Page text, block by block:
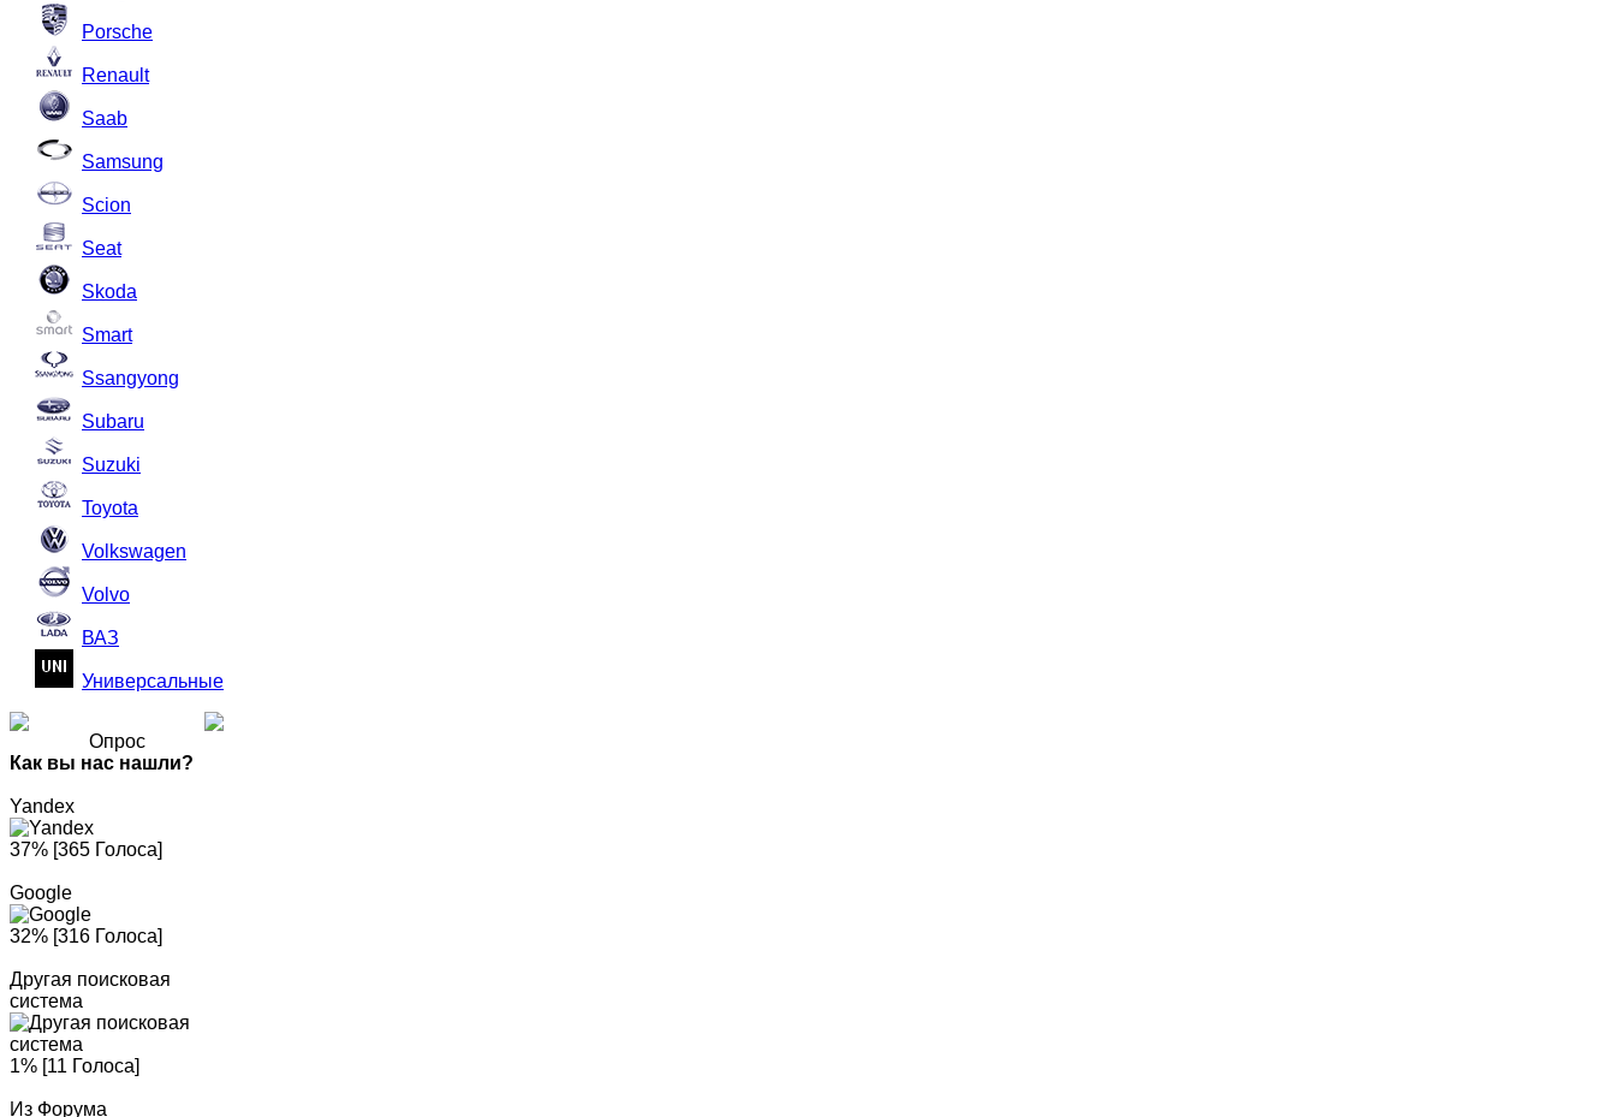
Porsche
Renault
Saab
Samsung
Scion
Seat
Skoda
Smart
Ssangyong
Subaru
Suzuki
Toyota
Volkswagen
Volvo
ВАЗ
Универсальные
Опрос
Как вы нас нашли?
Yandex
37% [365 Голоса]
Google
32% [316 Голоса]
Другая поисковая
система
1% [11 Голоса]
Из Форума